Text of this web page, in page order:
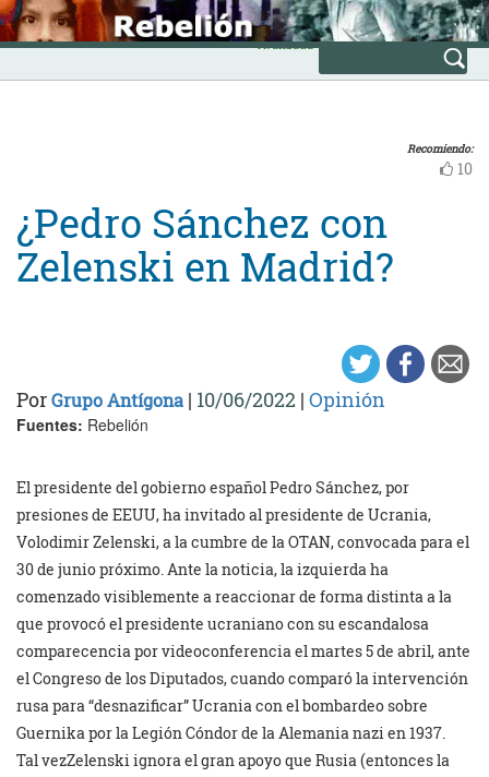
Skip
to
content
INICIO
Avanzada
Recomiendo:
10
¿Pedro Sánchez con
Zelenski en Madrid?
PorGrupo Antígona | 10/06/2022 | Opinión
Fuentes: Rebelión
El presidente del gobierno español Pedro Sánchez, por
presiones de EEUU, ha invitado al presidente de Ucrania,
Volodimir Zelenski, a la cumbre de la OTAN, convocada para el
30 de junio próximo. Ante la noticia, la izquierda ha
comenzado visiblemente a reaccionar de forma distinta a la
que provocó el presidente ucraniano con su escandalosa
comparecencia por videoconferencia el martes 5 de abril, ante
el Congreso de los Diputados, cuando comparó la intervención
rusa para “desnazificar” Ucrania con el bombardeo sobre
Guernika por la Legión Cóndor de la Alemania nazi en 1937.
Tal vezZelenski ignora el gran apoyo que Rusia (entonces la